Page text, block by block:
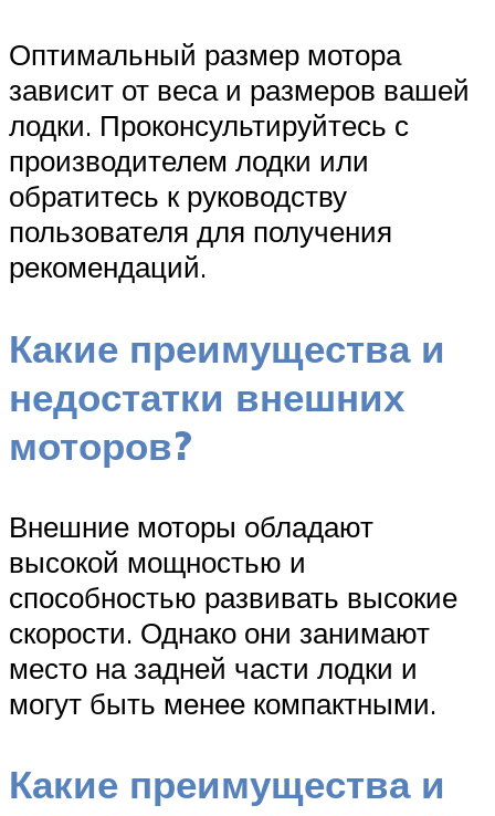
Оптимальный размер мотора
зависит от веса и размеров вашей
лодки. Проконсультируйтесь с
производителем лодки или
обратитесь к руководству
пользователя для получения
рекомендаций.
Какие преимущества и
недостатки внешних
моторов?
Внешние моторы обладают
высокой мощностью и
способностью развивать высокие
скорости. Однако они занимают
место на задней части лодки и
могут быть менее компактными.
Какие преимущества и